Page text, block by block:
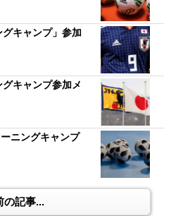
グキャンプ」参加
キャンプ参加メ
ニングキャンプ
の記事...